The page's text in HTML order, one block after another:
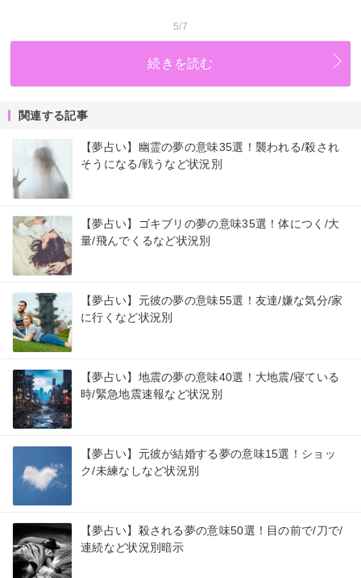
5/7
続きを読む
関連する記事
【夢占い】幽霊の夢の意味35選！襲われる/殺され
そうになる/戦うなど状況別
【夢占い】ゴキブリの夢の意味35選！体につく/大
量/飛んでくるなど状況別
【夢占い】元彼の夢の意味55選！友達/嫌な気分/家
に行くなど状況別
【夢占い】地震の夢の意味40選！大地震/寝ている
時/緊急地震速報など状況別
【夢占い】元彼が結婚する夢の意味15選！ショッ
ク/未練なしなど状況別
【夢占い】殺される夢の意味50選！目の前で/刀で/
連続など状況別暗示